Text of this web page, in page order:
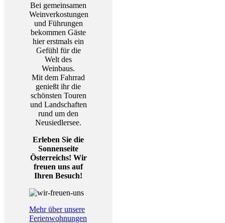
Bei gemeinsamen
Weinverkostungen
und Führungen
bekommen Gäste
hier erstmals ein
Gefühl für die
Welt des
Weinbaus.
Mit dem Fahrrad
genießt ihr die
schönsten Touren
und Landschaften
rund um den
Neusiedlersee.
Erleben Sie die
Sonnenseite
Österreichs! Wir
freuen uns auf
Ihren Besuch!
Mehr über unsere
Ferienwohnungen